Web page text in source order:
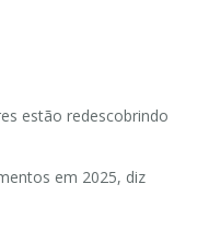
estão redescobrindo
em 2025, diz